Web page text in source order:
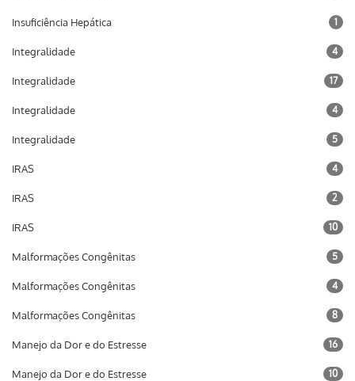
Insuficiência Hepática 1
Integralidade 4
Integralidade 17
Integralidade 4
Integralidade 5
IRAS 4
IRAS 2
IRAS 10
Malformações Congênitas 5
Malformações Congênitas 4
Malformações Congênitas 8
Manejo da Dor e do Estresse 16
Manejo da Dor e do Estresse 10